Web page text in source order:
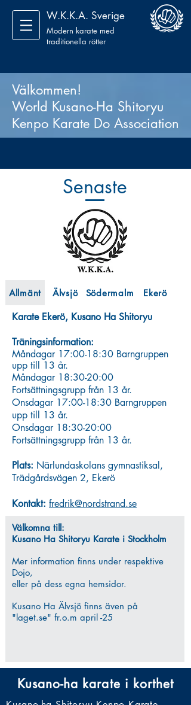
W.K.K.A. Sverige
Modern karate med
traditionella rötter
Välkommen!
World Kusano-Ha Shitoryu
Kenpo Karate Do Association
Senaste
Allmänt Älvsjö Södermalm Ekerö
Karate Ekerö, Kusano Ha Shitoryu
Träningsinformation:
Måndagar 17:00-18:30 Barngruppen
upp till 13 år.
Måndagar 18:30-20:00
Fortsättningsgrupp från 13 år.
Onsdagar 17:00-18:30 Barngruppen
upp till 13 år.
Onsdagar 18:30-20:00
Fortsättningsgrupp från 13 år.
Plats: Närlundaskolans gymnastiksal,
Trädgårdsvägen 2, Ekerö
Kontakt: fredrik@nordstrand.se
Välkomna till:
Kusano Ha Shitoryu Karate i Stockholm
Mer information finns under respektive
Dojo,
eller på dess egna hemsidor.
Kusano Ha Älvsjö finns även på
"laget.se" fr.o.m april -25
Kusano-ha karate i korthet